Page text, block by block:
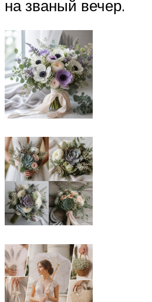
на званый вечер.